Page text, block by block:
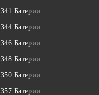
341 Батерии
344 Батерии
346 Батерии
348 Батерии
350 Батерии
357 Батерии